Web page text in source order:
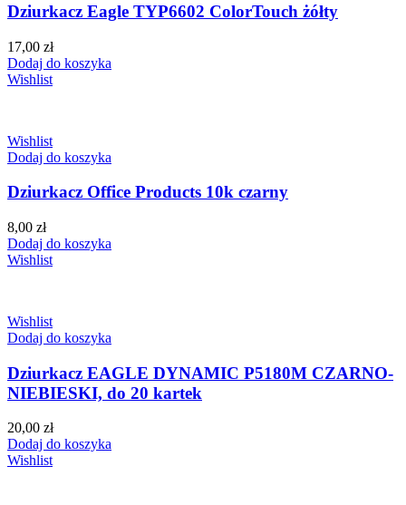
Dziurkacz Eagle TYP6602 ColorTouch żółty
17,00 zł
Dodaj do koszyka
Wishlist
Wishlist
Dodaj do koszyka
Dziurkacz Office Products 10k czarny
8,00 zł
Dodaj do koszyka
Wishlist
Wishlist
Dodaj do koszyka
Dziurkacz EAGLE DYNAMIC P5180M CZARNO-
NIEBIESKI, do 20 kartek
20,00 zł
Dodaj do koszyka
Wishlist